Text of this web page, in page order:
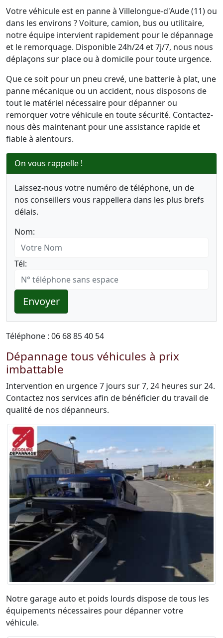
Votre véhicule est en panne à Villelongue-d'Aude (11) ou
dans les environs ? Voiture, camion, bus ou utilitaire,
notre équipe intervient rapidement pour le dépannage
et le remorquage. Disponible 24h/24 et 7j/7, nous nous
déplaçons sur place ou à domicile pour toute urgence.
Que ce soit pour un pneu crevé, une batterie à plat, une
panne mécanique ou un accident, nous disposons de
tout le matériel nécessaire pour dépanner ou
remorquer votre véhicule en toute sécurité. Contactez-
nous dès maintenant pour une assistance rapide et
fiable à alentours.
On vous rappelle !
Laissez-nous votre numéro de téléphone, un de
nos conseillers vous rappellera dans les plus brefs
délais.
Nom:
Tél:
Envoyer
Téléphone : 06 68 85 40 54
Dépannage tous véhicules à prix
imbattable
Intervention en urgence 7 jours sur 7, 24 heures sur 24.
Contactez nos services afin de bénéficier du travail de
qualité de nos dépanneurs.
Notre garage auto et poids lourds dispose de tous les
équipements nécessaires pour dépanner votre
véhicule.